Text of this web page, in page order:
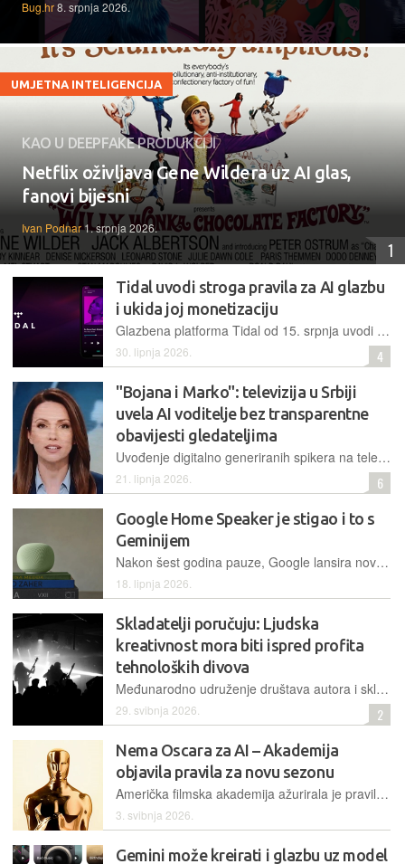
Bug.hr8. srpnja 2026.
UMJETNA INTELIGENCIJA
KAO U DEEPFAKE PRODUKCIJI
Netflix oživljava Gene Wildera uz AI glas,
fanovi bijesni
Ivan Podnar1. srpnja 2026.
1
Tidal uvodi stroga pravila za AI glazbu
i ukida joj monetizaciju
Glazbena platforma Tidal od 15. srpnja uvodi stroga pravila za glazbeni sadržaj kreiran umjetnom inteligencijom, pa uvodi njezino označavanje i zabranu monetizacije te uklanjanje lažnog sadržaja
30. lipnja 2026. 4
"Bojana i Marko": televizija u Srbiji
uvela AI voditelje bez transparentne
obavijesti gledateljima
Uvođenje digitalno generiranih spikera na televiziji Happy s nacionalnom pokrivenošću u Srbiji izazvalo je rasprave o etici, dok zakonska regulativa još uvijek kaska za novim tehnologijama
21. lipnja 2026. 6
Google Home Speaker je stigao i to s
Geminijem
Nakon šest godina pauze, Google lansira novi pametni zvučnik. Redizajniran za Gemini AI, obećava pametniju i prirodniju interakciju, no donosi i kontroverzni pretplatnički model
18. lipnja 2026.
Skladatelji poručuju: Ljudska
kreativnost mora biti ispred profita
tehnoloških divova
Međunarodno udruženje društava autora i skladatelja objavilo je godišnje izvješće za 2026. godinu, naglašavajući prije svega važnost hitne regulacije umjetne inteligencije i zaštite prava kreativaca
29. svibnja 2026. 2
Nema Oscara za AI – Akademija
objavila pravila za novu sezonu
Američka filmska akademija ažurirala je pravila za dodjelu najprestižnije svjetske filmske nagrade, propisujući obvezno ljudsko autorstvo u kategorijama glume i scenarija
3. svibnja 2026.
Gemini može kreirati i glazbu uz model